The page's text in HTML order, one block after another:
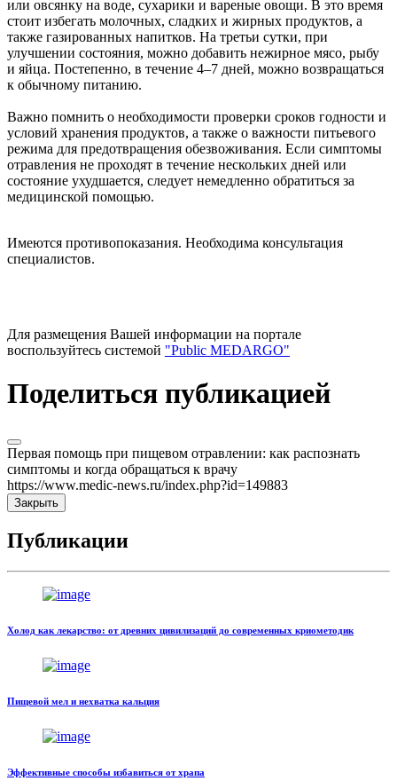
или овсянку на воде, сухарики и вареные овощи. В это время
стоит избегать молочных, сладких и жирных продуктов, а
также газированных напитков. На третьи сутки, при
улучшении состояния, можно добавить нежирное мясо, рыбу
и яйца. Постепенно, в течение 4–7 дней, можно возвращаться
к обычному питанию.
Важно помнить о необходимости проверки сроков годности и
условий хранения продуктов, а также о важности питьевого
режима для предотвращения обезвоживания. Если симптомы
отравления не проходят в течение нескольких дней или
состояние ухудшается, следует немедленно обратиться за
медицинской помощью.
Имеются противопоказания. Необходима консультация
специалистов.
Для размещения Вашей информации на портале
воспользуйтесь системой "Public MEDARGO"
Поделиться публикацией
Первая помощь при пищевом отравлении: как распознать
симптомы и когда обращаться к врачу
https://www.medic-news.ru/index.php?id=149883
Закрыть
Публикации
Холод как лекарство: от древних цивилизаций до современных криометодик
Пищевой мел и нехватка кальция
Эффективные способы избавиться от храпа